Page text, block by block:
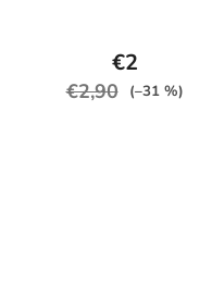
€2
€2,90 (–31 %)